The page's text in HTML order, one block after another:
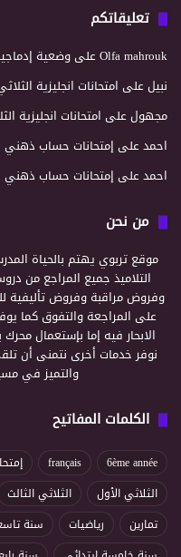
تعليقاتكم
Olfa mahroukعلى وضعية
نبيلعلى امتحانات انجليزية
مجهولعلى امتحانات انجليزية
احمدعلى إمتحانات حساب ذهني
احمدعلى إمتحانات حساب ذهني
من نحن
موقع تربوي يهتم بالحياة
التلاميذ جميع المراجع من
وفروض مراقبة وفروض تأليفية
على المراجعة والتفوق كما
الابحار فيه إما بإستعمال
نوفر خدمات أخرى نتمنى أن
والتميز في
الكلمات المفاتيح
6ème année
français
الثلاثي الأول
الثلاثي الثالث
تمارين
رياضيات سنة